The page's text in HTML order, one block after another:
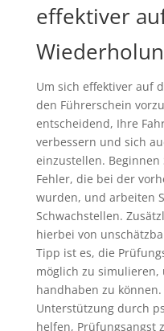
effektiver
Um sich effektiver auf
den Führerschein
entscheidend, Ihre
verbessern und sich
einzustellen.
Fehler, die bei der
wurden, und arbeiten
Schwachstellen.
hierbei von
Tipp ist es, die
möglich zu simulieren,
handhaben zu
Unterstützung durch
helfen, Prüfungsangst